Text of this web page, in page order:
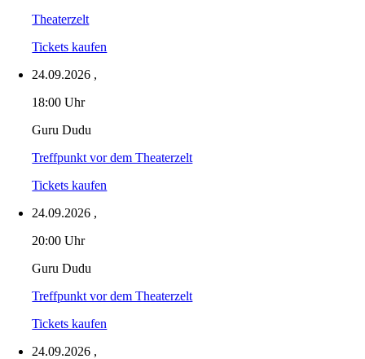
Theaterzelt
Tickets kaufen
24.09.2026 ,
18:00 Uhr
Guru Dudu
Treffpunkt vor dem Theaterzelt
Tickets kaufen
24.09.2026 ,
20:00 Uhr
Guru Dudu
Treffpunkt vor dem Theaterzelt
Tickets kaufen
24.09.2026 ,